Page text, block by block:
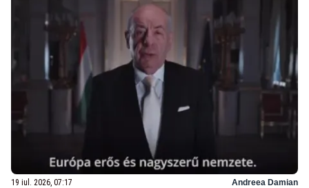
19 iul. 2026, 07:17 Andreea Damian